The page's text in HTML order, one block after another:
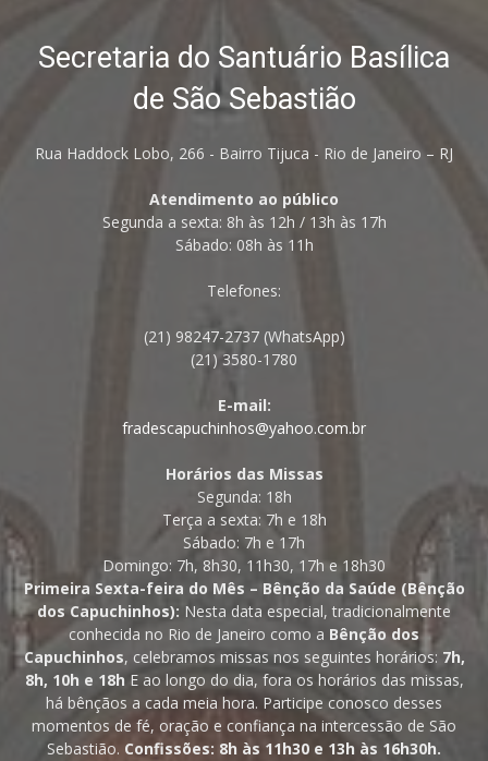
Secretaria do Santuário Basílica
de São Sebastião
Rua Haddock Lobo, 266 - Bairro Tijuca - Rio de Janeiro – RJ
Atendimento ao público
Segunda a sexta: 8h às 12h / 13h às 17h
Sábado: 08h às 11h
Telefones:
(21) 98247-2737 (WhatsApp)
(21) 3580-1780
E-mail:
fradescapuchinhos@yahoo.com.br
Horários das Missas
Segunda: 18h
Terça a sexta: 7h e 18h
Sábado: 7h e 17h
Domingo: 7h, 8h30, 11h30, 17h e 18h30
Primeira Sexta-feira do Mês – Bênção da Saúde (Bênção
dos Capuchinhos): Nesta data especial, tradicionalmente
conhecida no Rio de Janeiro como a Bênção dos
Capuchinhos, celebramos missas nos seguintes horários: 7h,
8h, 10h e 18hE ao longo do dia, fora os horários das missas,
há bênçãos a cada meia hora. Participe conosco desses
momentos de fé, oração e confiança na intercessão de São
Sebastião. Confissões: 8h às 11h30 e 13h às 16h30h.